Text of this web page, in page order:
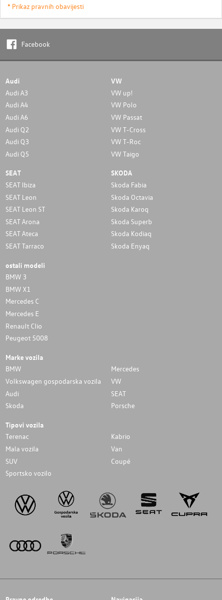
* Prikaz pravnih obavijesti
Facebook
Audi
Audi A3
Audi A4
Audi A6
Audi Q2
Audi Q3
Audi Q5
VW
VW up!
VW Polo
VW Passat
VW T-Cross
VW T-Roc
VW Taigo
SEAT
SEAT Ibiza
SEAT Leon
SEAT Leon ST
SEAT Arona
SEAT Ateca
SEAT Tarraco
SKODA
Skoda Fabia
Skoda Octavia
Skoda Karoq
Skoda Superb
Skoda Kodiaq
Skoda Enyaq
ostali modeli
BMW 3
BMW X1
Mercedes C
Mercedes E
Renault Clio
Peugeot 5008
Marke vozila
BMW
Mercedes
Volkswagen gospodarska vozila
VW
Audi
SEAT
Skoda
Porsche
Tipovi vozila
Terenac
Kabrio
Mala vozila
Van
SUV
Coupé
Sportsko vozilo